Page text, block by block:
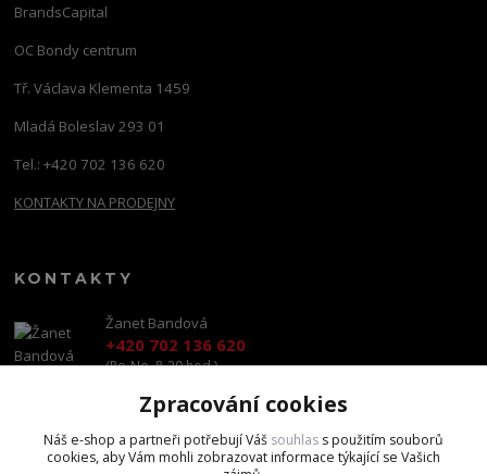
BrandsCapital
OC Bondy centrum
Tř. Václava Klementa 1459
Mladá Boleslav 293 01
Tel.: +420 702 136 620
KONTAKTY NA PRODEJNY
KONTAKTY
Žanet Bandová
+420 702 136 620
(Po-Ne, 8-20 hod.)
shop@brandscapital.cz
Zpracování cookies
Náš e-shop a partneři potřebují Váš souhlas s použitím souborů
cookies, aby Vám mohli zobrazovat informace týkající se Vašich